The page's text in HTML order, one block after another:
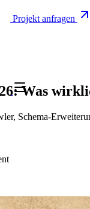
Projekt anfragen
Was
Schema-